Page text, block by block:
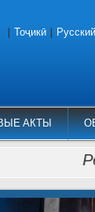
АКТЫ
Тоҷикӣ Русский